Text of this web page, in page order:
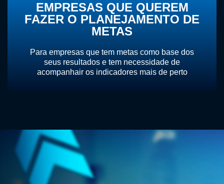
EMPRESAS QUE QUEREM
FAZER O PLANEJAMENTO DE
METAS
Para empresas que tem metas como base dos
seus resultados e tem necessidade de
acompanhair os indicadores mais de perto